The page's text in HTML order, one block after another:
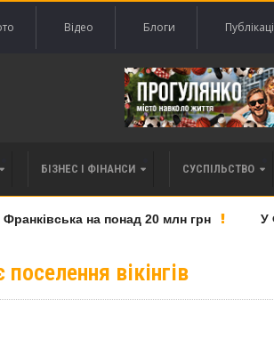
Відео Блоги
БІЗНЕС І ФІНАНСИ СУСПІЛЬСТВО
на понад 20 млн грн У
вікінгів